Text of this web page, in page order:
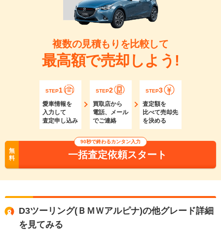
複数の見積もりを比較して
最高額で売却しよう!
STEP1
愛車情報を
入力して
査定申し込み
STEP2
買取店から
電話、メール
でご連絡
STEP3
査定額を
比べて売却先
を決める
無
料
90秒で終わるカンタン入力
一括査定依頼スタート
D3ツーリング(ＢＭＷアルピナ)の他グレード詳細
を見てみる